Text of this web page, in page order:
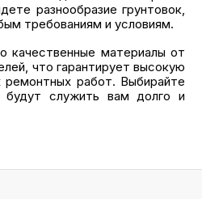
разнообразие грунтовок,
требованиям и условиям.
качественные материалы от
что гарантирует высокую
ремонтных работ. Выбирайте
служить вам долго и